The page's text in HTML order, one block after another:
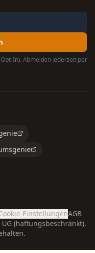
In). Abmelden jederzeit per
EinstellungenAGB
(haftungsbeschränkt).